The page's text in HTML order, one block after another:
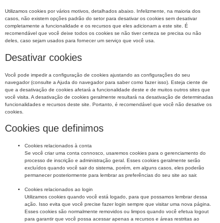
Utilizamos cookies por vários motivos, detalhados abaixo. Infelizmente, na maioria dos
casos, não existem opções padrão do setor para desativar os cookies sem desativar
completamente a funcionalidade e os recursos que eles adicionam a este site. É
recomendável que você deixe todos os cookies se não tiver certeza se precisa ou não
deles, caso sejam usados ​​para fornecer um serviço que você usa.
Desativar cookies
Você pode impedir a configuração de cookies ajustando as configurações do seu
navegador (consulte a Ajuda do navegador para saber como fazer isso). Esteja ciente de
que a desativação de cookies afetará a funcionalidade deste e de muitos outros sites que
você visita. A desativação de cookies geralmente resultará na desativação de determinadas
funcionalidades e recursos deste site. Portanto, é recomendável que você não desative os
cookies.
Cookies que definimos
Cookies relacionados à conta
Se você criar uma conta connosco, usaremos cookies para o gerenciamento do
processo de inscrição e administração geral. Esses cookies geralmente serão
excluídos quando você sair do sistema, porém, em alguns casos, eles poderão
permanecer posteriormente para lembrar as preferências do seu site ao sair.
Cookies relacionados ao login
Utilizamos cookies quando você está logado, para que possamos lembrar dessa
ação. Isso evita que você precise fazer login sempre que visitar uma nova página.
Esses cookies são normalmente removidos ou limpos quando você efetua logout
para garantir que você possa acessar apenas a recursos e áreas restritas ao